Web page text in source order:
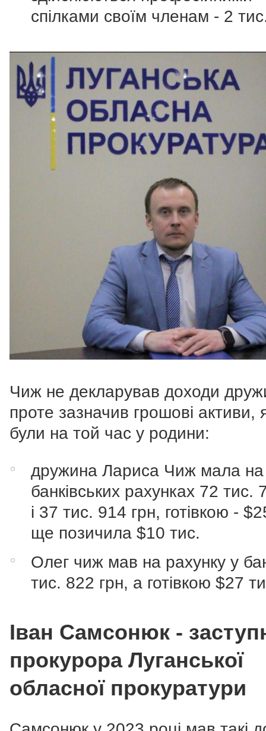
спілками своїм членам - 2
Чиж не декларував доходи
проте зазначив грошові активи,
були на той час у родини:
дружина Лариса Чиж мала на
банківських рахунках 72 тис.
і 37 тис. 914 грн, готівкою -
ще позичила $10 тис.
Олег чиж мав на рахунку у
тис. 822 грн, а готівкою $27
Іван Самсонюк -
прокурора Луганської
обласної прокуратури